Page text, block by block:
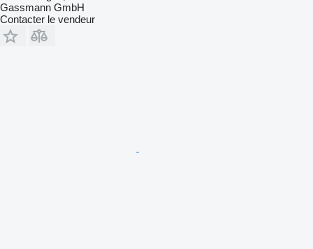
Gassmann GmbH
Contacter le vendeur